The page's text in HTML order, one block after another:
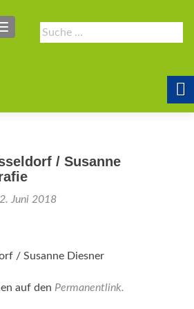
Suche
nach:
SCHALTE NAVIGATION
/ Susanne
Juni 2018
/ Susanne Diesner
auf den Permanentlink.